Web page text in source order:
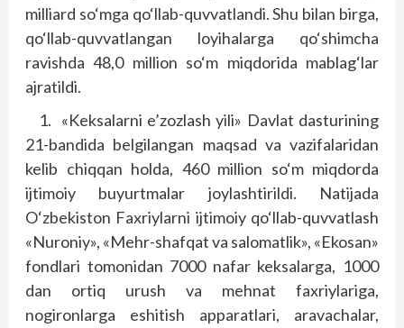
milliard so‘mga qo‘llab-quvvatlandi. Shu bilan birga,
qo‘llab-quvvatlangan loyihalarga qo‘shimcha
ravishda 48,0 million so‘m miqdorida mablag‘lar
ajratildi.
1. «Keksalarni e’zozlash yili» Davlat dasturining
21-bandida belgilangan maqsad va vazifalaridan
kelib chiqqan holda, 460 million so‘m miqdorda
ijtimoiy buyurtmalar joylashtirildi. Natijada
O‘zbekiston Faxriylarni ijtimoiy qo‘llab-quvvatlash
«Nuroniy», «Mehr-shafqat va salomatlik», «Ekosan»
fondlari tomonidan 7000 nafar keksalarga, 1000
dan ortiq urush va mehnat faxriylariga,
nogironlarga eshitish apparatlari, aravachalar,